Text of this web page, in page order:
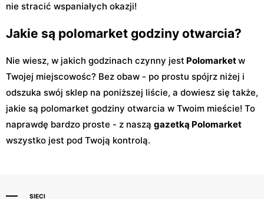
nie stracić wspaniałych okazji!
Jakie są polomarket godziny otwarcia?
Nie wiesz, w jakich godzinach czynny jest Polomarketw
Twojej miejscowośc? Bez obaw - po prostu spójrz niżej i
odszuka swój sklep na poniższej liście, a dowiesz się także,
jakie są polomarket godziny otwarcia w Twoim mieście! To
naprawdę bardzo proste - z naszą gazetką Polomarket
wszystko jest pod Twoją kontrolą.
SIECI